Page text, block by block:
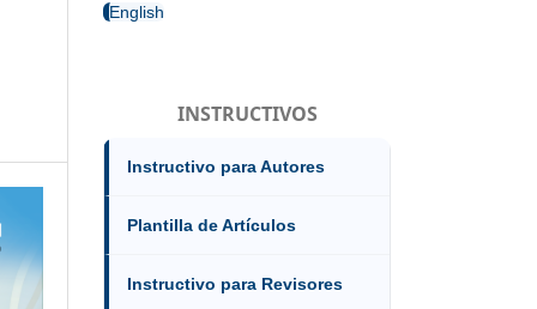
English
INSTRUCTIVOS
Instructivo para Autores
Plantilla de Artículos
Instructivo para Revisores